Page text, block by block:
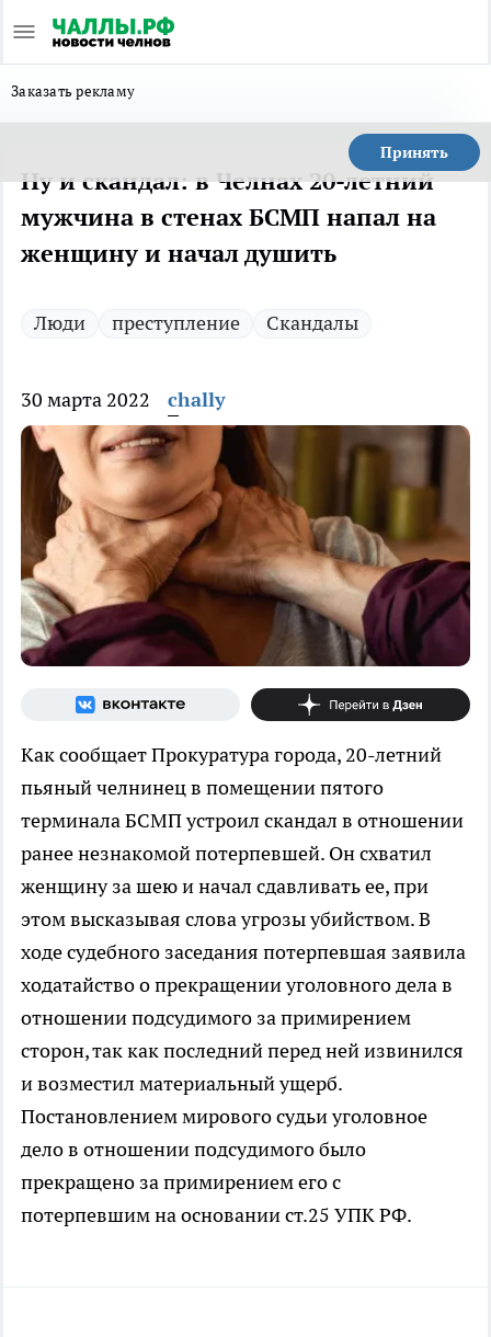
Заказать рекламу
Принять
Ну и скандал: в Челнах 20-летний
мужчина в стенах БСМП напал на
женщину и начал душить
Люди преступление Скандалы
30 марта 2022 chally
Как сообщает Прокуратура города, 20-летний
пьяный челнинец в помещении пятого
терминала БСМП устроил скандал в отношении
ранее незнакомой потерпевшей. Он схватил
женщину за шею и начал сдавливать ее, при
этом высказывая слова угрозы убийством. В
ходе судебного заседания потерпевшая заявила
ходатайство о прекращении уголовного дела в
отношении подсудимого за примирением
сторон, так как последний перед ней извинился
и возместил материальный ущерб.
Постановлением мирового судьи уголовное
дело в отношении подсудимого было
прекращено за примирением его с
потерпевшим на основании ст.25 УПК РФ.